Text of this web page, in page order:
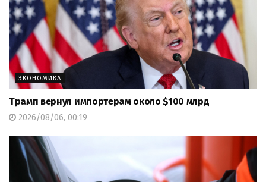
ЭКОНОМИКА
Трамп вернул импортерам около $100 млрд
2026/08/06, 00:19